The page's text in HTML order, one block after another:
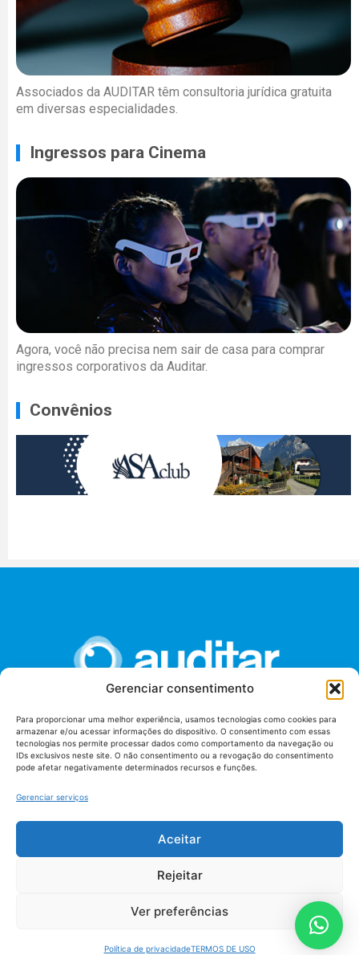
Gerenciar consentimento
Para proporcionar uma melhor experiência, usamos tecnologias como cookies para
armazenar e/ou acessar informações do dispositivo. O consentimento com essas
tecnologias nos permite processar dados como comportamento da navegação ou
IDs exclusivos neste site. O não consentimento ou a revogação do consentimento
pode afetar negativamente determinados recursos e funções.
Gerenciar serviços
Aceitar
Rejeitar
Ver preferências
Política de privacidadeTERMOS DE USO
Associados da AUDITAR têm consultoria jurídica gratuita
em diversas especialidades.
Ingressos para Cinema
Agora, você não precisa nem sair de casa para comprar
ingressos corporativos da Auditar.
Convênios
União dos Auditores Federais de Controle Externo -
AUDITAR
Setor de Administração Federal Sul (SAF/Sul), Qd. 04, Lt. 01
Tribunal de Contas da União (TCU), Subsolo, Sala S04
Termos de uso